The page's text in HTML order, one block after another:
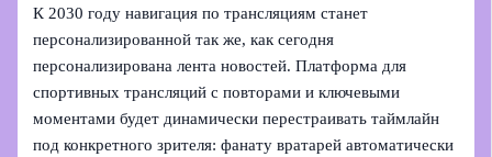
К 2030 году навигация по трансляциям станет
персонализированной так же, как сегодня
персонализирована лента новостей. Платформа для
спортивных трансляций с повторами и ключевыми
моментами будет динамически перестраивать таймлайн
под конкретного зрителя: фанату вратарей автоматически